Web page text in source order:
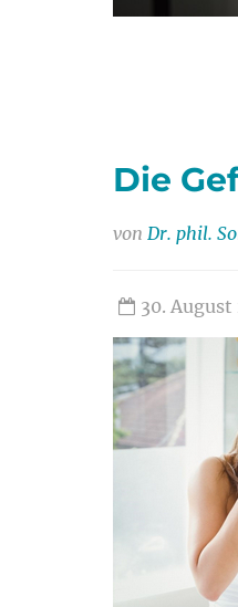
Die
von Dr. phil.
30. August